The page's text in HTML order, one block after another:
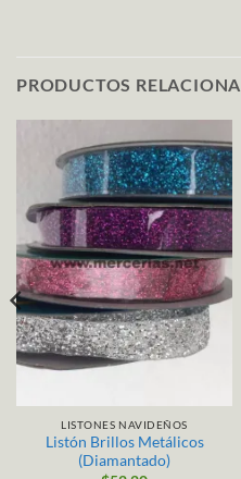
PRODUCTOS
LISTONES NAVIDEÑOS
Listón Brillos Metálicos
(Diamantado)